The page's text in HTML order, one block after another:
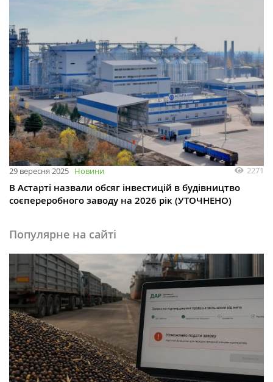
29 вересня 2025 Новини 2271
В Астарті назвали обсяг інвестицій в будівництво
соєпереробного заводу на 2026 рік (УТОЧНЕНО)
Популярне на сайті